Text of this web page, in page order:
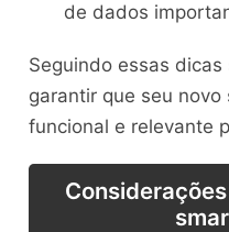
de dados
Seguindo essas
garantir que seu
funcional e relevante